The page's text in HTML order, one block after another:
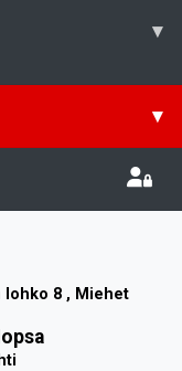
▾
▾
lohko 8 , Miehet